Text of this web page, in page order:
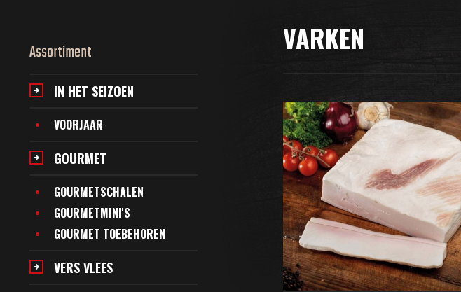
Assortiment
IN HET SEIZOEN
VOORJAAR
GOURMET
GOURMETSCHALEN
GOURMETMINI'S
GOURMET TOEBEHOREN
VERS VLEES
VARKEN